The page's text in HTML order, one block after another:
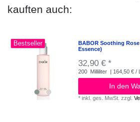
kauften auch:
Bestseller
BABOR Soothing
Essence)
32,90 € *
200 Milliliter | 164,50 € /
In den
*inkl. ges. MwSt. zzgl.